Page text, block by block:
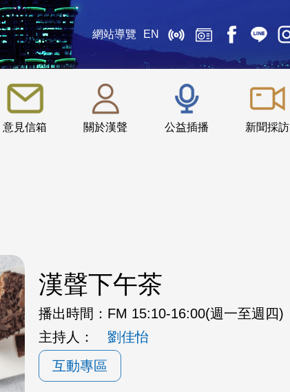
網站導覽 EN
意見信箱 關於漢聲 公益插播 新聞採訪
:::
漢聲下午茶
播出時間： FM 15:10-16:00(週一至週四)
主持人：
劉佳怡
互動專區